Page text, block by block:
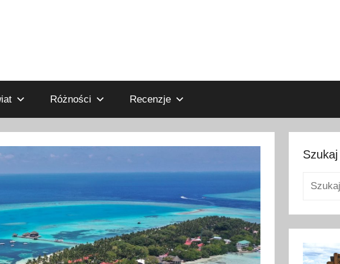
Różności Recenzje
Szukaj: